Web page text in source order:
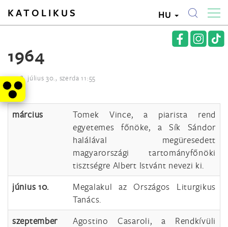
KATOLIKUS HU
1964
2008. július 30., szerda 11:55
március
Tomek Vince, a piarista rend
egyetemes főnöke, a Sík Sándor
halálával megüresedett
magyarországi tartományfőnöki
tisztségre Albert Istvánt nevezi ki.
június 10.
Megalakul az Országos Liturgikus
Tanács.
szeptember
Agostino Casaroli, a Rendkívüli